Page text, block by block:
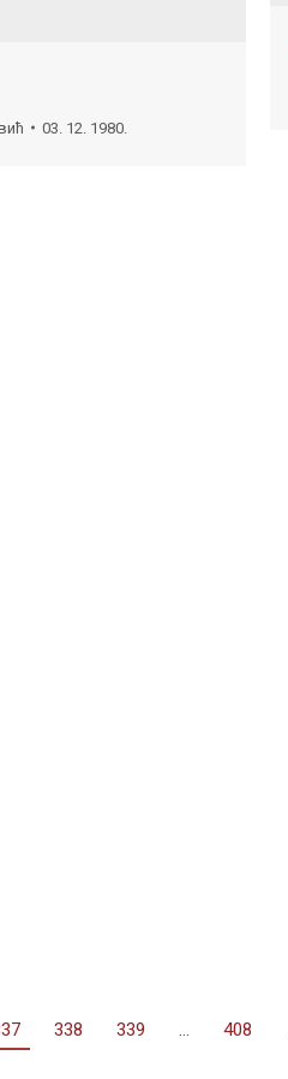
03. 12. 1980.
338 339 … 408